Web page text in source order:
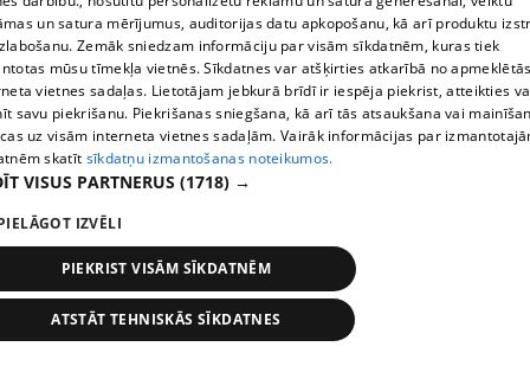
Uģa Kuģa padoms gudriem vīriem – ļaujiet sievām
restartēties
10. epizode
un satura mērījumus, auditorijas datu apkopošanu, kā arī produktu
Zemāk sniedzam informāciju par visām sīkdatnēm, kuras tiek
mūsu tīmekļa vietnēs. Sīkdatnes var atšķirties atkarībā no
vietnes sadaļas. Lietotājam jebkurā brīdī ir iespēja piekrist, atteikties
savu piekrišanu. Piekrišanas sniegšana, kā arī tās atsaukšana vai
uz visām interneta vietnes sadaļām. Vairāk informācijas par
skatīt sīkdatņu izmantošanas noteikumos.
VISUS PARTNERUS (1718) →
IZVĒLI
PIEKRIST VISĀM SĪKDATNĒM
ATSTĀT TEHNISKĀS SĪKDATNES